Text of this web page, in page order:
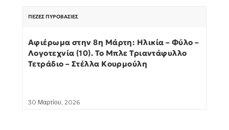
ΠΕΖΈΣ ΠΥΡΟΒΑΣΊΕΣ
Αφιέρωμα στην 8η Μάρτη: Ηλικία – Φύλο –
Λογοτεχνία (10). Το Μπλε Τριαντάφυλλο
Τετράδιο – Στέλλα Κουρμούλη
30 Μαρτίου, 2026